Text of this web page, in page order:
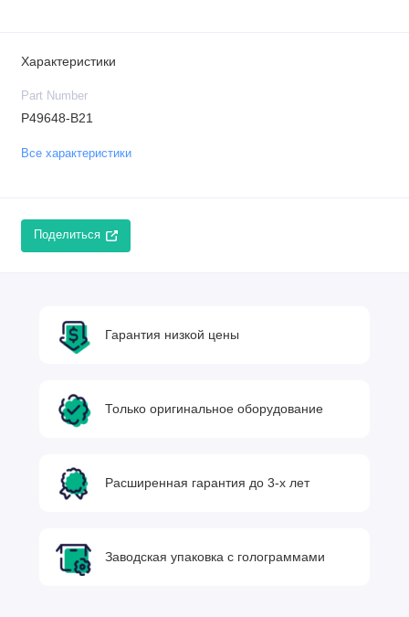
Характеристики
Part Number
P49648-B21
Все характеристики
Поделиться
Гарантия низкой цены
Только оригинальное оборудование
Расширенная гарантия до 3-х лет
Заводская упаковка с голограммами